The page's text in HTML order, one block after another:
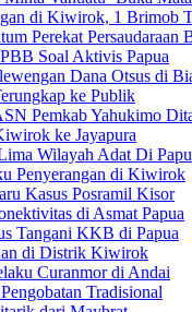
di Kiwirok, 1 Brimob
Perekat Persaudaraan
Soal Aktivis Papua
Dana Otsus di
ke Publik
Pemkab Yahukimo
ke Jayapura
Wilayah Adat Di
Penyerangan di Kiwirok
Kasus Posramil Kisor
di Asmat Papua
Tangani KKB di Papua
di Distrik Kiwirok
Curanmor di Andai
Tradisional